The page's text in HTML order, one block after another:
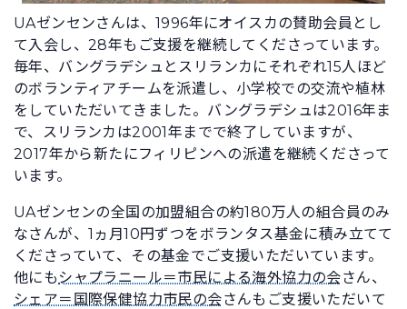
UAゼンセンさんは、1996年にオイスカの賛助会員とし
て入会し、28年もご支援を継続してくださっています。
毎年、バングラデシュとスリランカにそれぞれ15人ほど
のボランティアチームを派遣し、小学校での交流や植林
をしていただいてきました。バングラデシュは2016年ま
で、スリランカは2001年までで終了していますが、
2017年から新たにフィリピンへの派遣を継続くださって
います。
UAゼンセンの全国の加盟組合の約180万人の組合員のみ
なさんが、1ヵ月10円ずつをボランタス基金に積み立てて
くださっていて、その基金でご支援いただいています。
他にも シャプラニール＝市民による海外協力の会さん、
シェア＝国際保健協力市民の会さんもご支援いただいて